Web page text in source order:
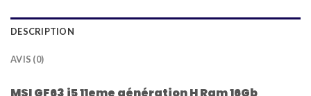
DESCRIPTION
AVIS (0)